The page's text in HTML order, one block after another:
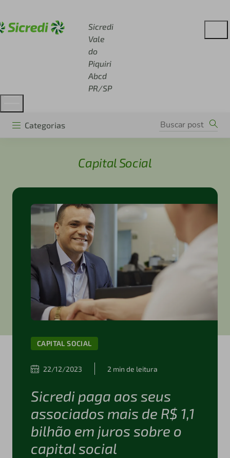
Sicredi
Vale
do
Piquiri
Abcd
PR/SP
Categorias
Capital Social
CAPITAL SOCIAL
22/12/2023 2 min de leitura
Sicredi paga aos seus
associados mais de R$ 1,1
bilhão em juros sobre o
capital social